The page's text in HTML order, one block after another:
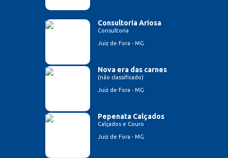
Consultoria Ariosa
Consultoria
Juiz de Fora - MG
Nova era das carnes
(não classificado)
Juiz de Fora - MG
Pepenata Calçados
Calçados e Couro
Juiz de Fora - MG